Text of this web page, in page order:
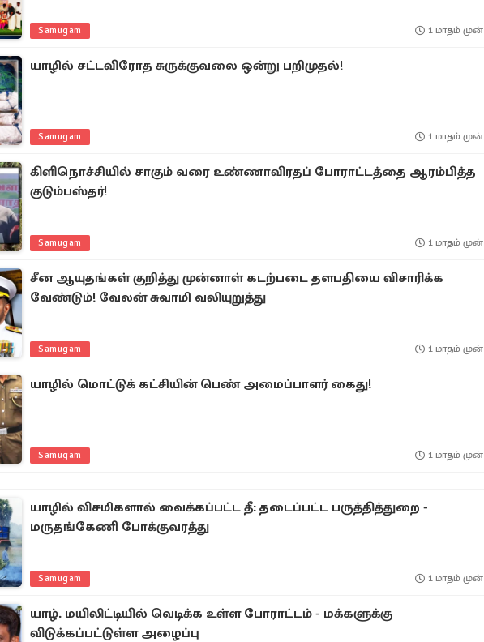
Samugam 1 மாதம் முன்
யாழில் சட்டவிரோத சுருக்குவலை ஒன்று பறிமுதல்!
Samugam 1 மாதம் முன்
கிளிநொச்சியில் சாகும் வரை உண்ணாவிரதப் போராட்டத்தை ஆரம்பித்த
குடும்பஸ்தர்!
Samugam 1 மாதம் முன்
சீன ஆயுதங்கள் குறித்து முன்னாள் கடற்படை தளபதியை விசாரிக்க
வேண்டும்! வேலன் சுவாமி வலியுறுத்து
Samugam 1 மாதம் முன்
யாழில் மொட்டுக் கட்சியின் பெண் அமைப்பாளர் கைது!
Samugam 1 மாதம் முன்
யாழில் விசமிகளால் வைக்கப்பட்ட தீ: தடைப்பட்ட பருத்தித்துறை -
மருதங்கேணி போக்குவரத்து
Samugam 1 மாதம் முன்
யாழ். மயிலிட்டியில் வெடிக்க உள்ள போராட்டம் - மக்களுக்கு
விடுக்கப்பட்டுள்ள அழைப்பு